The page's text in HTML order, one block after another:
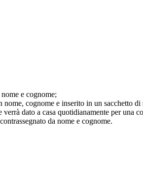
e cognome;
nome, cognome e inserito in un sacchetto
dato a casa quotidianamente per una
da nome e cognome.